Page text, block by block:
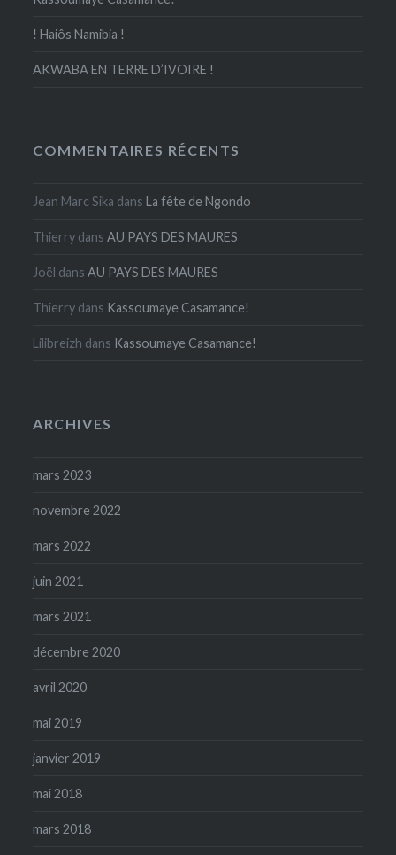
! Haiôs Namibia !
AKWABA EN TERRE D’IVOIRE !
COMMENTAIRES RÉCENTS
Jean Marc Sika dansLa fête de Ngondo
Thierry dansAU PAYS DES MAURES
Joël dansAU PAYS DES MAURES
Thierry dans Kassoumaye Casamance!
Lilibreizh dans Kassoumaye Casamance!
ARCHIVES
mars 2023
novembre 2022
mars 2022
juin 2021
mars 2021
décembre 2020
avril 2020
mai 2019
janvier 2019
mai 2018
mars 2018